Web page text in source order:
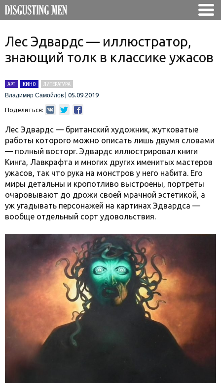
Лес Эдвардс — иллюстратор,
знающий толк в классике ужасов
АРТ КИНО
ЛИТЕРАТУРА
Владимир Самойлов
05.09.2019
Поделиться:
Лес Эдвардс — британский художник, жутковатые
работы которого можно описать лишь двумя словами
— полный восторг. Эдвардс иллюстрировал книги
Кинга, Лавкрафта и многих других именитых мастеров
ужасов, так что рука на монстров у него набита. Его
миры детальны и кропотливо выстроены, портреты
очаровывают до дрожи своей мрачной эстетикой, а
уж угадывать персонажей на картинах Эдвардса —
вообще отдельный сорт удовольствия.